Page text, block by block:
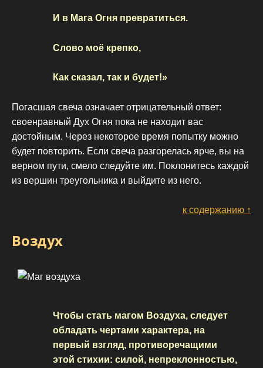
И в Мага Огня превратиться.
Слово моё крепко,
Как сказал, так и будет!»
Погасшая свеча означает отрицательный ответ:
своенравный Дух Огня пока не находит вас
достойным. Через некоторое время попытку можно
будет повторить. Если свеча разгорелась ярче, вы на
верном пути, смело следуйте им. Поклонитесь каждой
из вершин треугольника и выйдите из него.
к содержанию ↑
Воздух
Чтобы стать магом Воздуха, следует
обладать чертами характера, на
первый взгляд, противоречащими
этой стихии: силой, непреклонностью,